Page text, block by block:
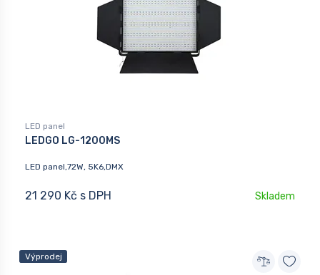
LED panel
LEDGO LG-1200MS
LED panel,72W, 5K6,DMX
21 290 Kč s DPH Skladem
Výprodej